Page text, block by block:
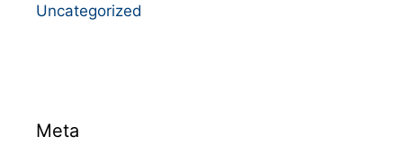
Uncategorized
Meta